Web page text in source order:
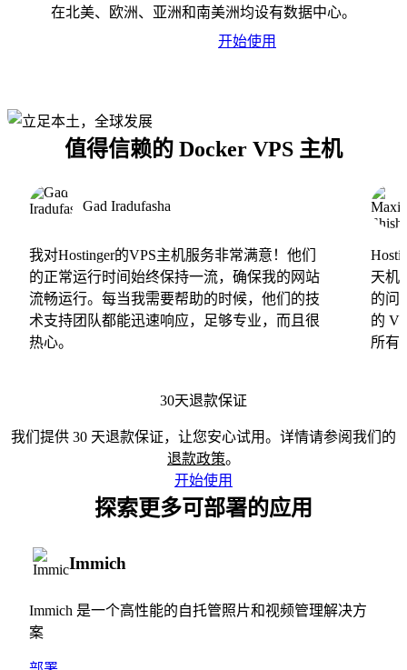
在北美、欧洲、亚洲和南美洲均设有数据中心。
开始使用
值得信赖的 Docker VPS 主机
Gad Iradufasha
我对Hostinger的VPS主机服务非常满意！他们
的正常运行时间始终保持一流，确保我的网站
流畅运行。每当我需要帮助的时候，他们的技
术支持团队都能迅速响应，足够专业，而且很
热心。
天机
的问
的
所有
30天退款保证
我们提供 30 天退款保证，让您安心试用。详情请参阅我们的
退款政策。
开始使用
探索更多可部署的应用
Immich
Immich 是一个高性能的自托管照片和视频管理解决方
案